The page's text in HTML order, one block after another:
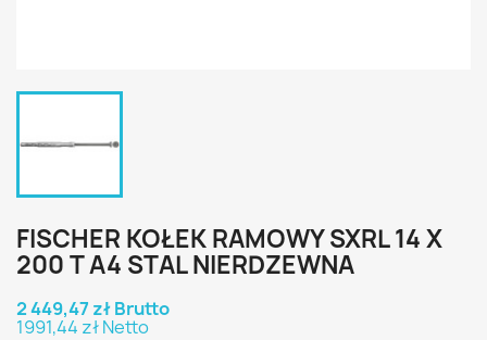
FISCHER KOŁEK RAMOWY SXRL 14 X
200 T A4 STAL NIERDZEWNA
2 449,47 zł Brutto
1991,44 zł Netto